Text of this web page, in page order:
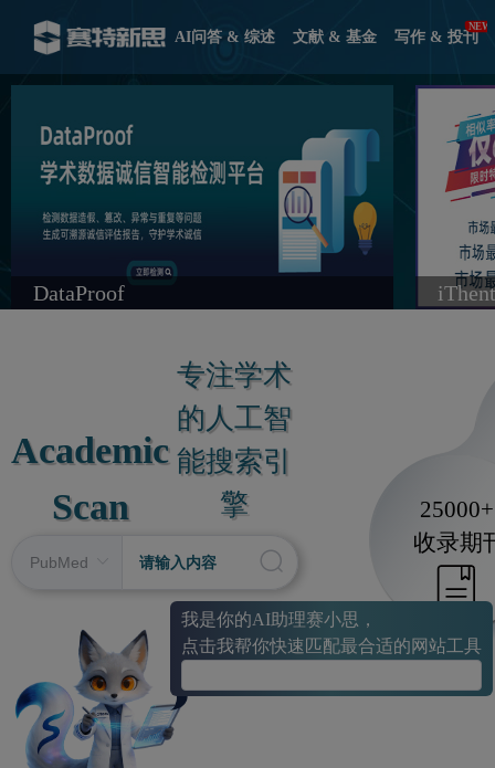
AI问答 & 综述 文献 & 基金 写作 & 投刊
DataProof
Academic
Scan
专注学术
的人工智
能搜索引
擎
我是你的AI助理赛小思，
点击我帮你快速匹配最合适的网站工具
25000+
收录期